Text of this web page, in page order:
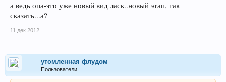
а ведь опа-это уже новый вид ласк..новый этап, так
сказать...а?
11 дек 2012
утомленная флудом
Пользователи